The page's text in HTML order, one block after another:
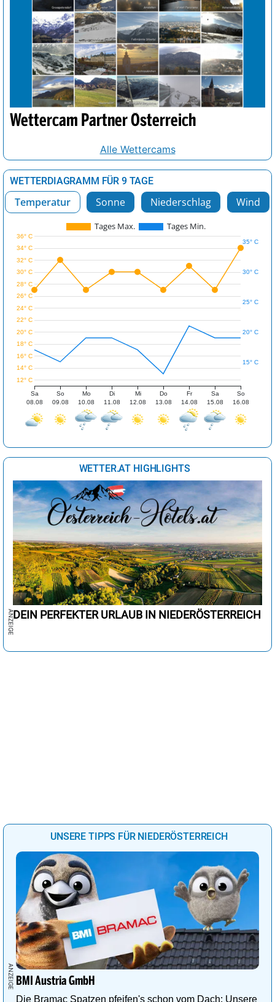
Wettercam Partner Österreich
Alle Wettercams
WETTERDIAGRAMM FÜR 9 TAGE
Temperatur Sonne Niederschlag Wind
Tages Max. Tages Min.
Sa
08.08
So
09.08
Mo
10.08
Di
11.08
Mi
12.08
Do
13.08
Fr
14.08
Sa
15.08
So
16.08
12° C
14° C
16° C
18° C
20° C
22° C
24° C
26° C
28° C
30° C
32° C
34° C
36° C
15° C
20° C
25° C
30° C
35° C
WETTER.AT HIGHLIGHTS
DEIN PERFEKTER URLAUB IN NIEDERÖSTERREICH
UNSERE TIPPS FÜR NIEDERÖSTERREICH
BMI Austria GmbH
Die Bramac Spatzen pfeifen's schon vom Dach: Unsere